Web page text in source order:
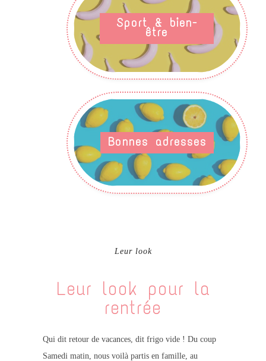
Sport & bien-
être
Bonnes adresses
Leur look
Leur look pour la
rentrée
Qui dit retour de vacances, dit frigo vide ! Du coup
Samedi matin, nous voilà partis en famille, au